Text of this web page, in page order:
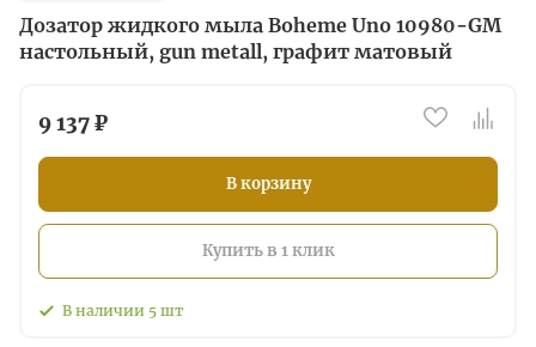
Дозатор жидкого мыла Boheme Uno 10980-GM
настольный, gun metall, графит матовый
9 137 ₽
В корзину
Купить в 1 клик
В наличии 5 шт